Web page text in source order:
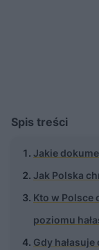
Spis treści
Jakie
Jak Polska
Kto w Polsce
poziomu
Gdy